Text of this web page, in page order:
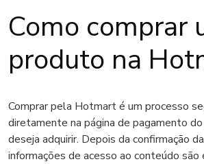
Como comprar
produto na
Comprar pela Hotmart é um processo
diretamente na página de pagamento
deseja adquirir. Depois da confirmação
informações de acesso ao conteúdo são